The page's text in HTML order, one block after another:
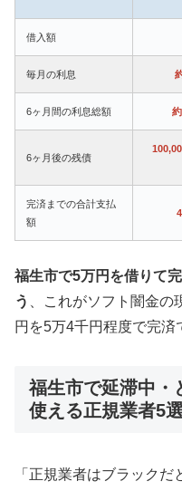
借入額
毎月の利息
6ヶ月間の利息総額
6ヶ月後の残債
完済までの合計支払
額
福生市で5万円を借りて
う
、これがソフト闇金
円を5万4千円程度で完済
福生市で延滞中・
使える正規業者5
「正規業者はブラック